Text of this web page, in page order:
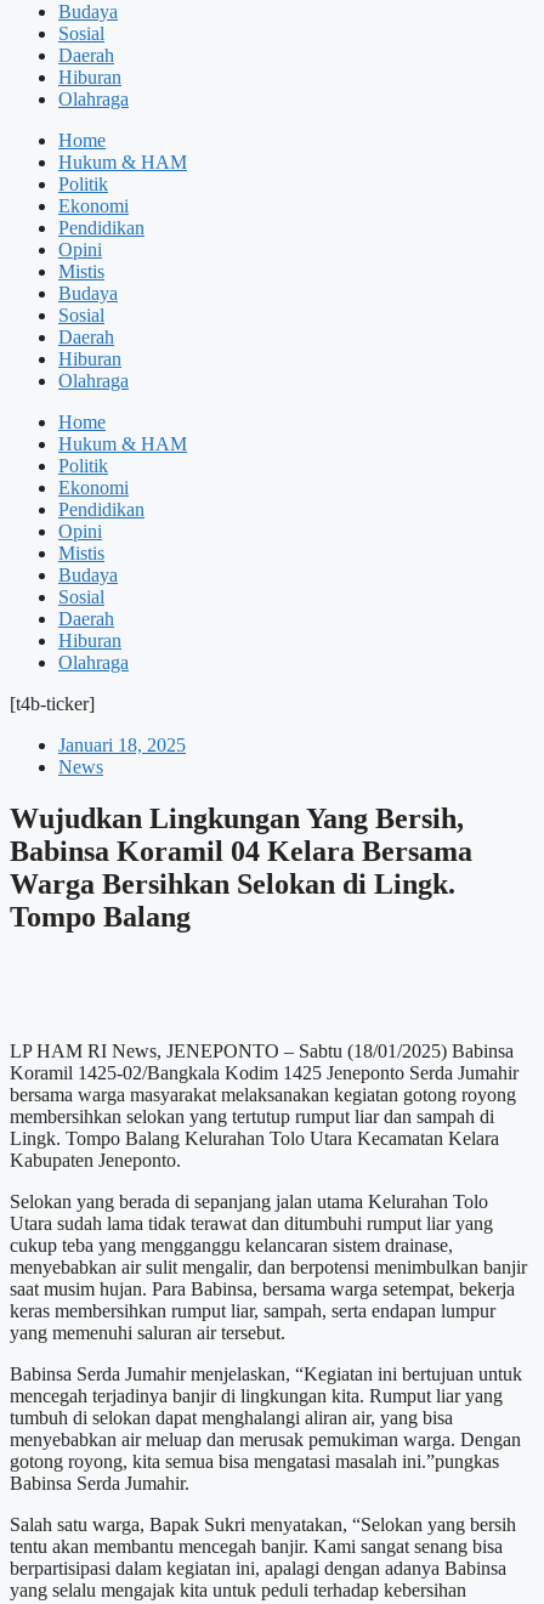
Budaya
Sosial
Daerah
Hiburan
Olahraga
Home
Hukum & HAM
Politik
Ekonomi
Pendidikan
Opini
Mistis
Budaya
Sosial
Daerah
Hiburan
Olahraga
Home
Hukum & HAM
Politik
Ekonomi
Pendidikan
Opini
Mistis
Budaya
Sosial
Daerah
Hiburan
Olahraga
[t4b-ticker]
Januari 18, 2025
News
Wujudkan Lingkungan Yang Bersih,
Babinsa Koramil 04 Kelara Bersama
Warga Bersihkan Selokan di Lingk.
Tompo Balang
LP HAM RI News, JENEPONTO – Sabtu (18/01/2025) Babinsa
Koramil 1425-02/Bangkala Kodim 1425 Jeneponto Serda Jumahir
bersama warga masyarakat melaksanakan kegiatan gotong royong
membersihkan selokan yang tertutup rumput liar dan sampah di
Lingk. Tompo Balang Kelurahan Tolo Utara Kecamatan Kelara
Kabupaten Jeneponto.
Selokan yang berada di sepanjang jalan utama Kelurahan Tolo
Utara sudah lama tidak terawat dan ditumbuhi rumput liar yang
cukup teba yang mengganggu kelancaran sistem drainase,
menyebabkan air sulit mengalir, dan berpotensi menimbulkan banjir
saat musim hujan. Para Babinsa, bersama warga setempat, bekerja
keras membersihkan rumput liar, sampah, serta endapan lumpur
yang memenuhi saluran air tersebut.
Babinsa Serda Jumahir menjelaskan, “Kegiatan ini bertujuan untuk
mencegah terjadinya banjir di lingkungan kita. Rumput liar yang
tumbuh di selokan dapat menghalangi aliran air, yang bisa
menyebabkan air meluap dan merusak pemukiman warga. Dengan
gotong royong, kita semua bisa mengatasi masalah ini.”pungkas
Babinsa Serda Jumahir.
Salah satu warga, Bapak Sukri menyatakan, “Selokan yang bersih
tentu akan membantu mencegah banjir. Kami sangat senang bisa
berpartisipasi dalam kegiatan ini, apalagi dengan adanya Babinsa
yang selalu mengajak kita untuk peduli terhadap kebersihan